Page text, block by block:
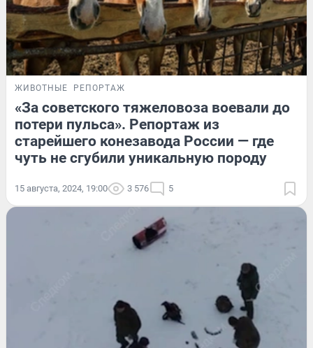
ЖИВОТНЫЕ РЕПОРТАЖ
«За советского тяжеловоза воевали до
потери пульса». Репортаж из
старейшего конезавода России — где
чуть не сгубили уникальную породу
15 августа, 2024, 19:00 3 576 5